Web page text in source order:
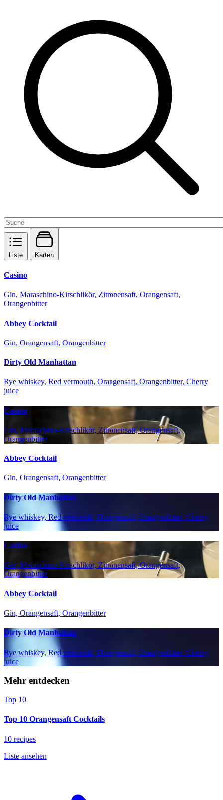
Liste Karten
Casino
Gin, Maraschino-Kirschlikör, Zitronensaft, Orangensaft,
Orangenbitter
Abbey Cocktail
Gin, Orangensaft, Orangenbitter
Dirty Old Manhattan
Rye whiskey, Red vermouth, Orangensaft, Orangenbitter, Cherry
juice
Casino
Gin, Maraschino-Kirschlikör, Zitronensaft, Orangensaft,
Orangenbitter
Abbey Cocktail
Gin, Orangensaft, Orangenbitter
Dirty Old Manhattan
Rye whiskey, Red vermouth, Orangensaft, Orangenbitter, Cherry
juice
Casino
Gin, Maraschino-Kirschlikör, Zitronensaft, Orangensaft,
Orangenbitter
Abbey Cocktail
Gin, Orangensaft, Orangenbitter
Dirty Old Manhattan
Rye whiskey, Red vermouth, Orangensaft, Orangenbitter, Cherry
juice
Mehr entdecken
Top 10
Top 10 Orangensaft Cocktails
10 recipes
Liste ansehen